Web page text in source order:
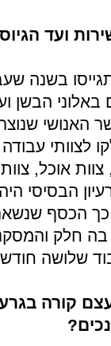
ועד
בשנה
הבשן
שנוצר
לצוותי
צוות אוכל,
הבסיסי
הכסף
בה חלק
שלושה
קורה